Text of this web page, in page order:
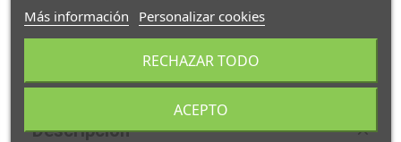
Descripción
Más información Personalizar cookies
RECHAZAR TODO
ACEPTO